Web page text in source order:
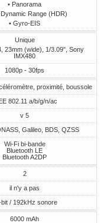
• Panorama
Dynamic Range (HDR)
• Gyro-EIS
Unique
23mm (wide), 1/3.09", Sony
IMX480
1080p - 30fps
proximité, boussole
802.11 a/b/g/n/ac
v 5
Galileo, BDS, QZSS
Wi-Fi bi-bande
Bluetooth LE
Bluetooth A2DP
2
il n'y a pas
bit / 192kHz sonore
6000 mAh